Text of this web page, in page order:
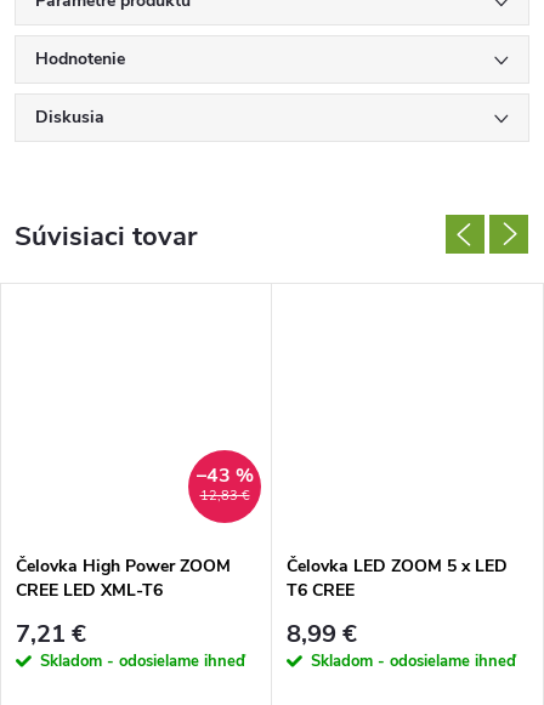
Hodnotenie
Diskusia
Súvisiaci tovar
12,83 €
–43 %
Čelovka High Power ZOOM
CREE LED XML-T6
7,21 €
Skladom - odosielame ihneď
Čelovka LED ZOOM 5 x LED
T6 CREE
8,99 €
Skladom - odosielame ihneď